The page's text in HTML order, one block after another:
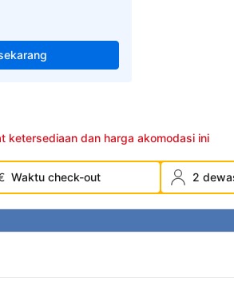
ketersediaan dan harga akomodasi ini
Waktu check-out 2